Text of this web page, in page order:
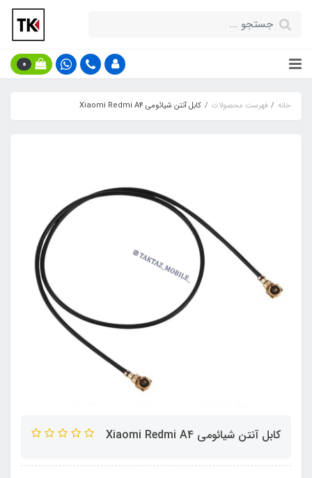
0
خانه فهرست محصولات کابل آنتن شیائومی Xiaomi Redmi A4
کابل آنتن شیائومی Xiaomi Redmi A4